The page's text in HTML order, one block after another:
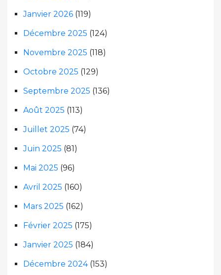
Janvier 2026 (119)
Décembre 2025 (124)
Novembre 2025 (118)
Octobre 2025 (129)
Septembre 2025 (136)
Août 2025 (113)
Juillet 2025 (74)
Juin 2025 (81)
Mai 2025 (96)
Avril 2025 (160)
Mars 2025 (162)
Février 2025 (175)
Janvier 2025 (184)
Décembre 2024(153)